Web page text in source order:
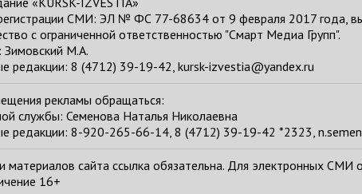
СМИ: ЭЛ № ФС 77-68634 от 9 февраля 2017 года,
с ограниченной ответственностью "Смарт Медиа Групп".
Зимовский М.А.
редакции: 8 (4712) 39-19-42, kursk-izvestia@yandex.ru
рекламы обращаться:
службы: Семенова Наталья Николаевна
редакции: 8-920-265-66-14, 8 (4712) 39-19-42 *2323,
материалов сайта ссылка обязательна. Для электронных
16+